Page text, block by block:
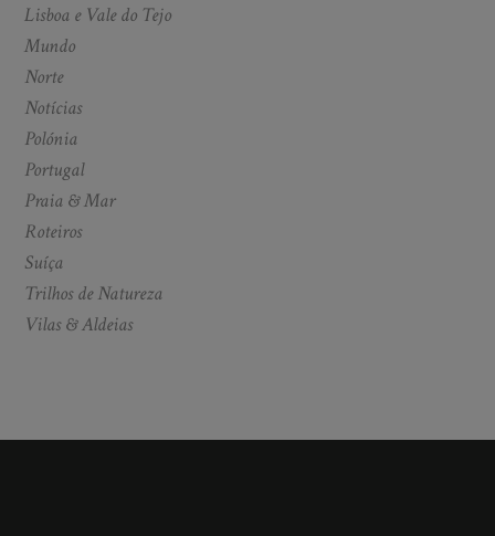
Lisboa e Vale do Tejo
Mundo
Norte
Notícias
Polónia
Portugal
Praia & Mar
Roteiros
Suíça
Trilhos de Natureza
Vilas & Aldeias